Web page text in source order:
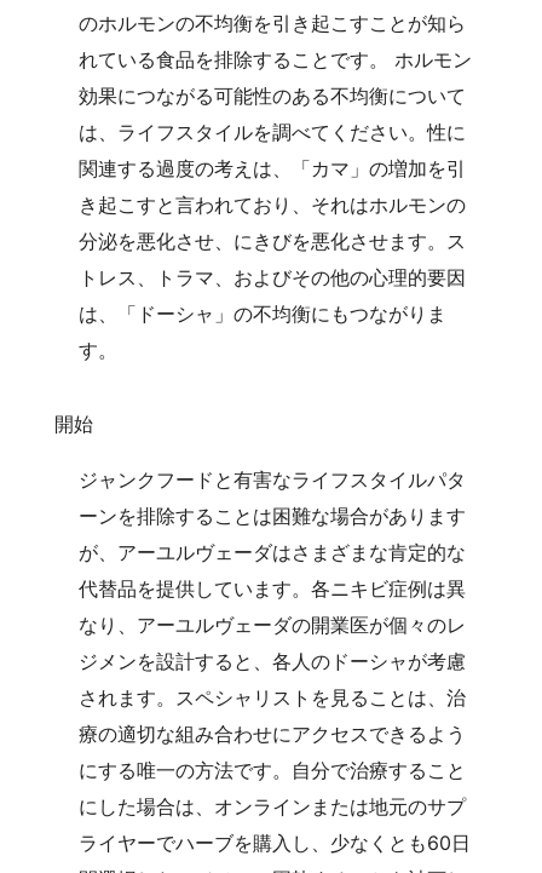
のホルモンの不均衡を引き起こすことが知ら
れている食品を排除することです。 ホルモン
効果につながる可能性のある不均衡について
は、ライフスタイルを調べてください。性に
関連する過度の考えは、「カマ」の増加を引
き起こすと言われており、それはホルモンの
分泌を悪化させ、にきびを悪化させます。ス
トレス、トラマ、およびその他の心理的要因
は、「ドーシャ」の不均衡にもつながりま
す。
開始
ジャンクフードと有害なライフスタイルパタ
ーンを排除することは困難な場合があります
が、アーユルヴェーダはさまざまな肯定的な
代替品を提供しています。各ニキビ症例は異
なり、アーユルヴェーダの開業医が個々のレ
ジメンを設計すると、各人のドーシャが考慮
されます。スペシャリストを見ることは、治
療の適切な組み合わせにアクセスできるよう
にする唯一の方法です。自分で治療すること
にした場合は、オンラインまたは地元のサプ
ライヤーでハーブを購入し、少なくとも60日